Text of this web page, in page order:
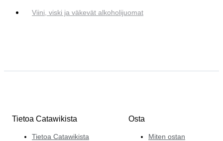
Viini, viski ja väkevät alkoholijuomat
Tietoa Catawikista
Tietoa Catawikista
Osta
Miten ostan